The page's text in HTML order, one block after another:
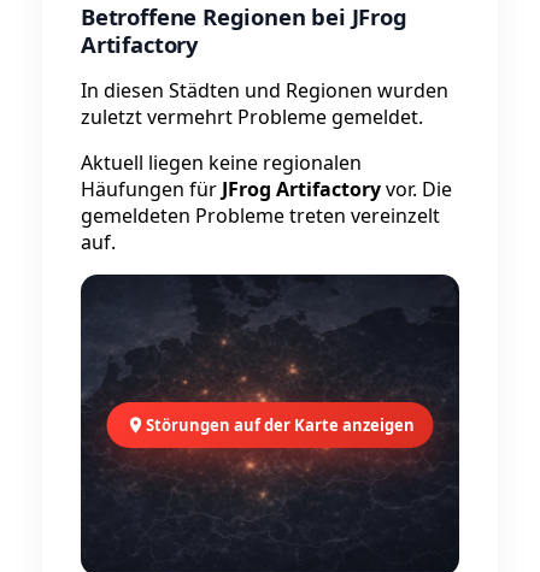
Betroffene Regionen bei JFrog
Artifactory
In diesen Städten und Regionen wurden
zuletzt vermehrt Probleme gemeldet.
Aktuell liegen keine regionalen
Häufungen für JFrog Artifactoryvor. Die
gemeldeten Probleme treten vereinzelt
auf.
Störungen auf der Karte anzeigen